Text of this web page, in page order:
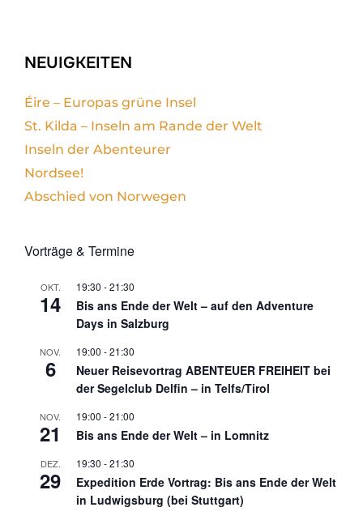
NEUIGKEITEN
Éire – Europas grüne Insel
St. Kilda – Inseln am Rande der Welt
Inseln der Abenteurer
Nordsee!
Abschied von Norwegen
Vorträge & Termine
OKT.
14
19:30 -21:30
Bis ans Ende der Welt – auf den Adventure
Days in Salzburg
NOV.
6
19:00 -21:30
Neuer Reisevortrag ABENTEUER FREIHEIT bei
der Segelclub Delfin – in Telfs/Tirol
NOV.
21
19:00 -21:00
Bis ans Ende der Welt – in Lomnitz
DEZ.
29
19:30 -21:30
Expedition Erde Vortrag: Bis ans Ende der Welt
in Ludwigsburg (bei Stuttgart)